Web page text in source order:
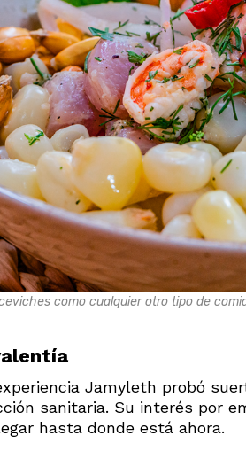
como cualquier otro tipo de
Jamyleth probó
sanitaria. Su interés por
hasta donde está ahora.